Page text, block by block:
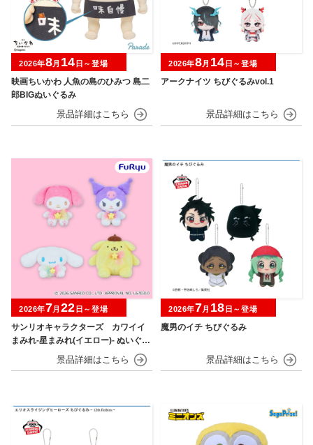
映画ちいかわ 人魚の島のひみつ 島二
郎BIGぬいぐるみ
2026年8月 14 日～登場
アークナイツ ちびぐるみvol.1
2026年8月 14 日～登場
サンリオキャラクターズ カワイイ
まみれ-星まみれ(イエロー)- ぬいぐる
2026年7月 22 日～登場
魔男のイチ ちびぐるみ
2026年7月 18 日～登場